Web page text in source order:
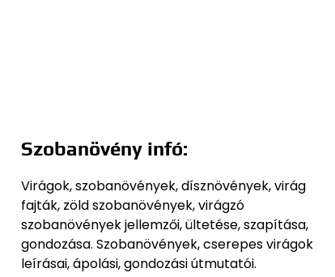
Szobanövény infó:
Virágok, szobanövények, dísznövények, virág
fajták, zöld szobanövények, virágzó
szobanövények jellemzői, ültetése, szapítása,
gondozása. Szobanövények, cserepes virágok
leírásai, ápolási, gondozási útmutatói.